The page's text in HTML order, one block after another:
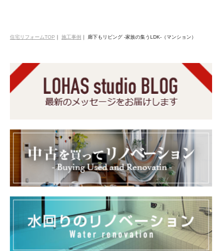
住宅リフォームTOP ｜ 施工事例 ｜ 廊下もリビング -家族の集うLDK-（マンション）